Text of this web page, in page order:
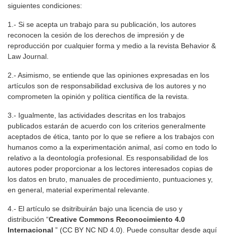
siguientes condiciones:
1.- Si se acepta un trabajo para su publicación, los autores
reconocen la cesión de los derechos de impresión y de
reproducción por cualquier forma y medio a la revista Behavior &
Law Journal.
2.- Asimismo, se entiende que las opiniones expresadas en los
artículos son de responsabilidad exclusiva de los autores y no
comprometen la opinión y política científica de la revista.
3.- Igualmente, las actividades descritas en los trabajos
publicados estarán de acuerdo con los criterios generalmente
aceptados de ética, tanto por lo que se refiere a los trabajos con
humanos como a la experimentación animal, así como en todo lo
relativo a la deontología profesional. Es responsabilidad de los
autores poder proporcionar a los lectores interesados copias de
los datos en bruto, manuales de procedimiento, puntuaciones y,
en general, material experimental relevante.
4.- El artículo se dsitribuirán bajo una licencia de uso y
distribución “Creative Commons Reconocimiento 4.0
Internacional ” (CC BY NC ND 4.0). Puede consultar desde aquí